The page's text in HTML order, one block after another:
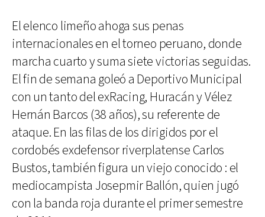
El elenco limeño ahoga sus penas
internacionales en el torneo peruano, donde
marcha cuarto y suma siete victorias seguidas.
El fin de semana goleó a Deportivo Municipal
con un tanto del exRacing, Huracán y Vélez
Hernán Barcos (38 años), su referente de
ataque. En las filas de los dirigidos por el
cordobés exdefensor riverplatense Carlos
Bustos, también figura un viejo conocido : el
mediocampista Josepmir Ballón, quien jugó
con la banda roja durante el primer semestre